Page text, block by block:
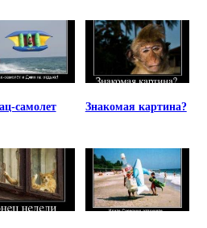
самолет Знакомая картина?